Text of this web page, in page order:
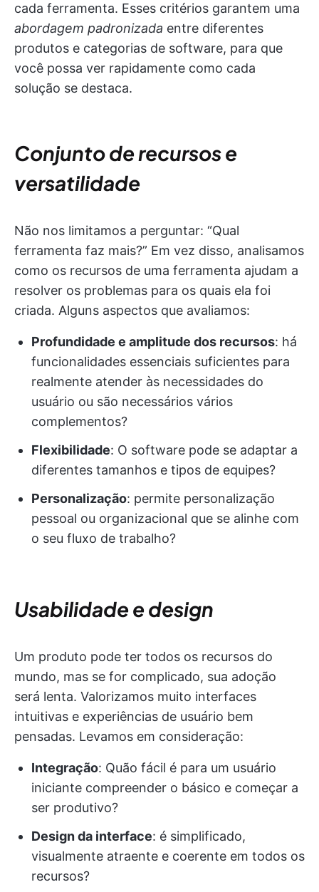
cada ferramenta. Esses critérios garantem uma
abordagem padronizada entre diferentes
produtos e categorias de software, para que
você possa ver rapidamente como cada
solução se destaca.
Conjunto de recursos e
versatilidade
Não nos limitamos a perguntar: “Qual
ferramenta faz mais?” Em vez disso, analisamos
como os recursos de uma ferramenta ajudam a
resolver os problemas para os quais ela foi
criada. Alguns aspectos que avaliamos:
Profundidade e amplitude dos recursos: há
funcionalidades essenciais suficientes para
realmente atender às necessidades do
usuário ou são necessários vários
complementos?
Flexibilidade: O software pode se adaptar a
diferentes tamanhos e tipos de equipes?
Personalização: permite personalização
pessoal ou organizacional que se alinhe com
o seu fluxo de trabalho?
Usabilidade e design
Um produto pode ter todos os recursos do
mundo, mas se for complicado, sua adoção
será lenta. Valorizamos muito interfaces
intuitivas e experiências de usuário bem
pensadas. Levamos em consideração:
Integração: Quão fácil é para um usuário
iniciante compreender o básico e começar a
ser produtivo?
Design da interface: é simplificado,
visualmente atraente e coerente em todos os
recursos?